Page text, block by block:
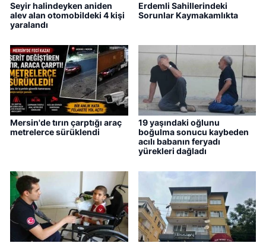
Seyir halindeyken aniden
alev alan otomobildeki 4 kişi
yaralandı
Erdemli Sahillerindeki
Sorunlar Kaymakamlıkta
Mersin'de tırın çarptığı araç
metrelerce sürüklendi
19 yaşındaki oğlunu
boğulma sonucu kaybeden
acılı babanın feryadı
yürekleri dağladı